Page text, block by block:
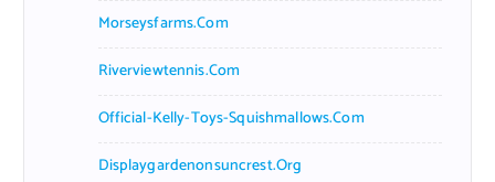
Morseysfarms.com
Riverviewtennis.com
Official-Kelly-Toys-Squishmallows.com
Displaygardenonsuncrest.org